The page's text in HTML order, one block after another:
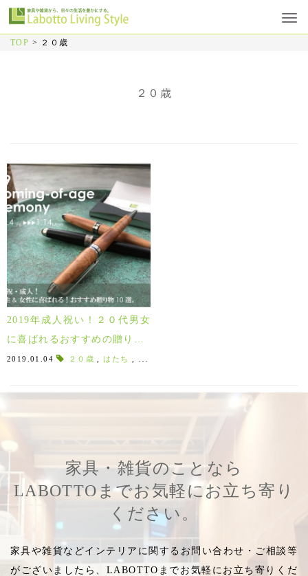
TOP > ２０歳
２０歳
2019年成人祝い！２０代男女
に喜ばれるおすすめの贈り物1
0選♪
2019.01.04 ２０歳 ,はたち
家具・雑貨のことなら
LABOTTOまでお気軽にお立ち寄り
ください。
家具や雑貨などインテリアに関するお問い合わせ・ご相談等
がございましたら、LABOTTOまでお気軽にお立ち寄りくだ